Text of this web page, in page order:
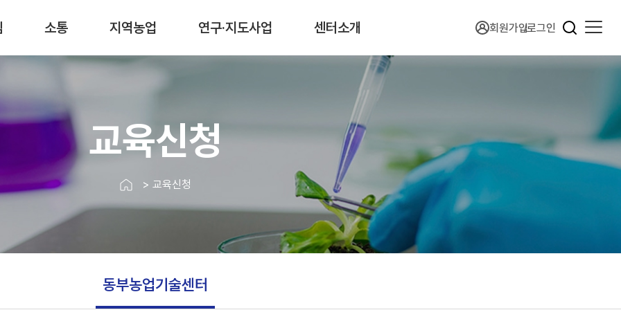
소통 지역농업 연구·지도사업 센터소개 회원가입로그인
교육신청
> 교육신청
동부농업기술센터